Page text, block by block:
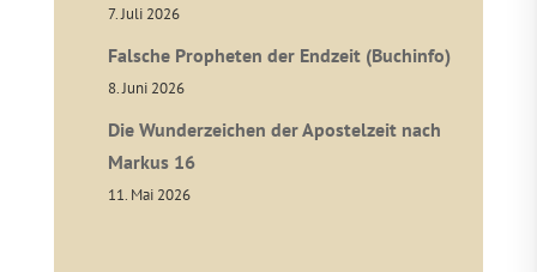
7. Juli 2026
Falsche Propheten der Endzeit (Buchinfo)
8. Juni 2026
Die Wunderzeichen der Apostelzeit nach
Markus 16
11. Mai 2026